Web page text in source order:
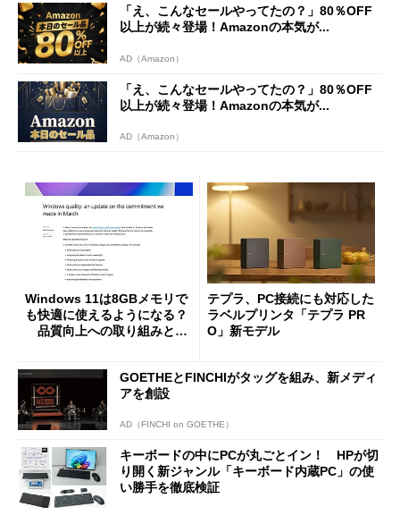
「え、こんなセールやってたの？」80％OFF
以上が続々登場！Amazonの本気が...
AD（Amazon）
「え、こんなセールやってたの？」80％OFF
以上が続々登場！Amazonの本気が...
AD（Amazon）
Windows 11は8GBメモリで
も快適に使えるようになる？
品質向上への取り組みと
テプラ、PC接続にも対応した
ラベルプリンタ「テプラ PR
O」新モデル
GOETHEとFINCHIがタッグを組み、新メディ
アを創設
AD（FINCHI on GOETHE）
キーボードの中にPCが丸ごとイン！ HPが切
り開く新ジャンル「キーボード内蔵PC」の使
い勝手を徹底検証